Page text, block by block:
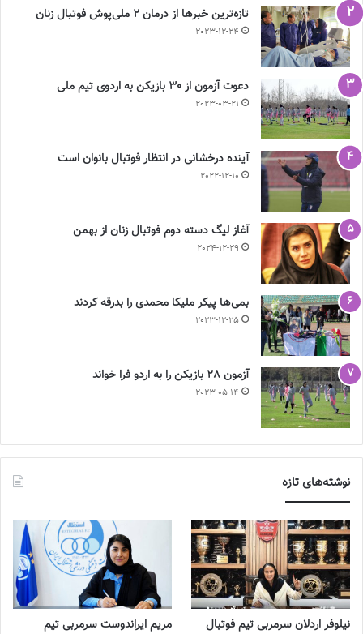
تازه‌ترین خبرها از درمان ۲ ملی‌پوش فوتبال زنان
2023-12-24
دعوت آزمون از 30 بازیکن به اردوی تیم ملی
2023-03-21
آینده درخشانی در انتظار فوتبال بانوان است
2022-12-10
آغاز لیگ دسته دوم فوتبال زنان از بهمن
2024-12-29
بمی‌ها پیکر ملیکا محمدی را بدرقه کردند
2023-12-25
آزمون 28 بازیکن را به اردو فرا خواند
2023-05-14
نوشته‌های تازه
نیلوفر اردلان سرمربی تیم فوتبال
مریم ایراندوست سرمربی تیم